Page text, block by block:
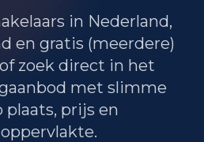
en zorg 1.405
en visserij 20
en communicatie 495
in Nederland,
en gratis (meerdere)
zoek direct in het
met slimme
plaats, prijs en